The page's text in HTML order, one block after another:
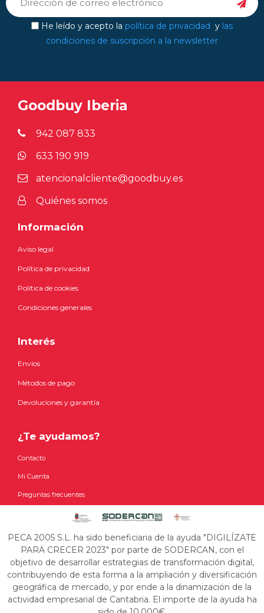
He leído y acepto la política de privacidad y las
condiciones de suscripción a la newsletter
Goodbuy Iberia
942 087 833
633 190 919
atencionalcliente@goodbuy.es
Quiénes somos
Información
Aviso legal
Política de privacidad
Política de cookies
Condiciones generales
Interés
Envíos
Métodos de pago
Devoluciones y garantía
¿Te ayudamos?
Contacto
Mi Cuenta
Preguntas frecuentes
PECA 2005 S.L. ha sido beneficiaria de la ayuda "DIGILÍZATE
PARA CRECER 2023" por parte de SODERCAN, con el
objetivo de desarrollar estrategias de transformación digital,
contribuyendo de esta forma a la ampliación y diversificación
geográfica de mercado, y por ende a la dinamización de la
actividad empresarial de Cantabria. El importe de la ayuda ha